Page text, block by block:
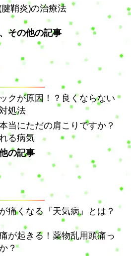
鞘炎)の治療法
その他の記事
クが原因！？良くならない
処法
当にただの肩こりですか？
る病気
の記事
痛くなる『天気病』とは？
が起きる！薬物乱用頭痛っ
？